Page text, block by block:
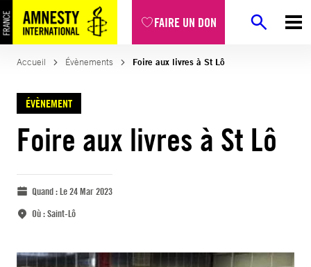
FAIRE UN DON
Accueil Évènements Foire aux livres à St Lô
ÉVÈNEMENT
Foire aux livres à St Lô
Quand :Le 24 Mar 2023
Où :Saint-Lô